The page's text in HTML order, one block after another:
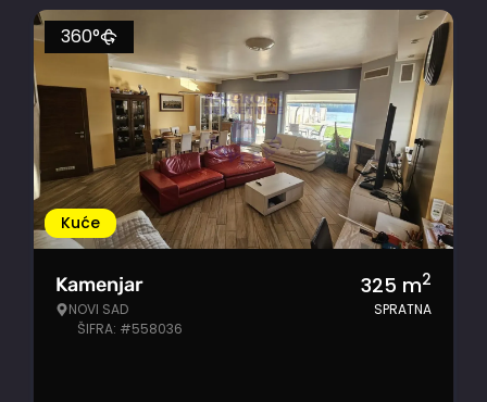
Kuće
360°
Kamenjar
NOVI SAD
ŠIFRA: #558036
325 m2
SPRATNA